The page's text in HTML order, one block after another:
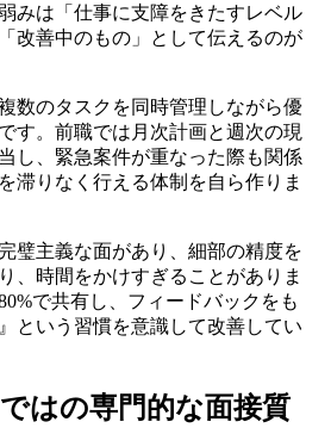
みは「仕事に支障をきたすレベル
改善中のもの」として伝えるのが
複数のタスクを同時管理しながら優
す。前職では月次計画と週次の現
し、緊急案件が重なった際も関係
滞りなく行える体制を自ら作りま
完璧主義な面があり、細部の精度を
、時間をかけすぎることがありま
で共有し、フィードバックをも
という習慣を意識して改善してい
はの専門的な面接質